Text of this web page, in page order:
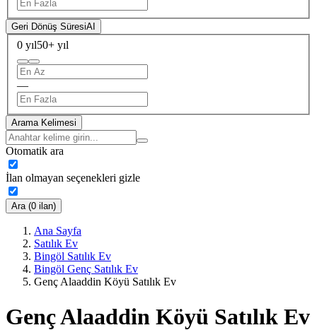
Geri Dönüş SüresiAI
0 yıl50+ yıl
—
Arama Kelimesi
Otomatik ara
İlan olmayan seçenekleri gizle
Ara (0 ilan)
Ana Sayfa
Satılık Ev
Bingöl Satılık Ev
Bingöl Genç Satılık Ev
Genç Alaaddin Köyü Satılık Ev
Genç Alaaddin Köyü Satılık Ev